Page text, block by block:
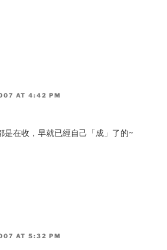
AT 4:42 PM
是在收，早就已經自己「成」了的~
AT 5:32 PM